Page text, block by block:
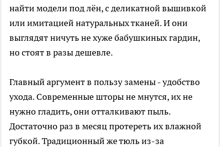
найти модели под лён, с деликатной вышивкой
или имитацией натуральных тканей. И они
выглядят ничуть не хуже бабушкиных гардин,
но стоят в разы дешевле.
Главный аргумент в пользу замены - удобство
ухода. Современные шторы не мнутся, их не
нужно гладить, они отталкивают пыль.
Достаточно раз в месяц протереть их влажной
губкой. Традиционный же тюль из-за